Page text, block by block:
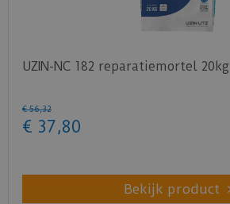
UZIN-NC 182 reparatiemortel 20kg
€ 56,32
€ 37,80
Bekijk product